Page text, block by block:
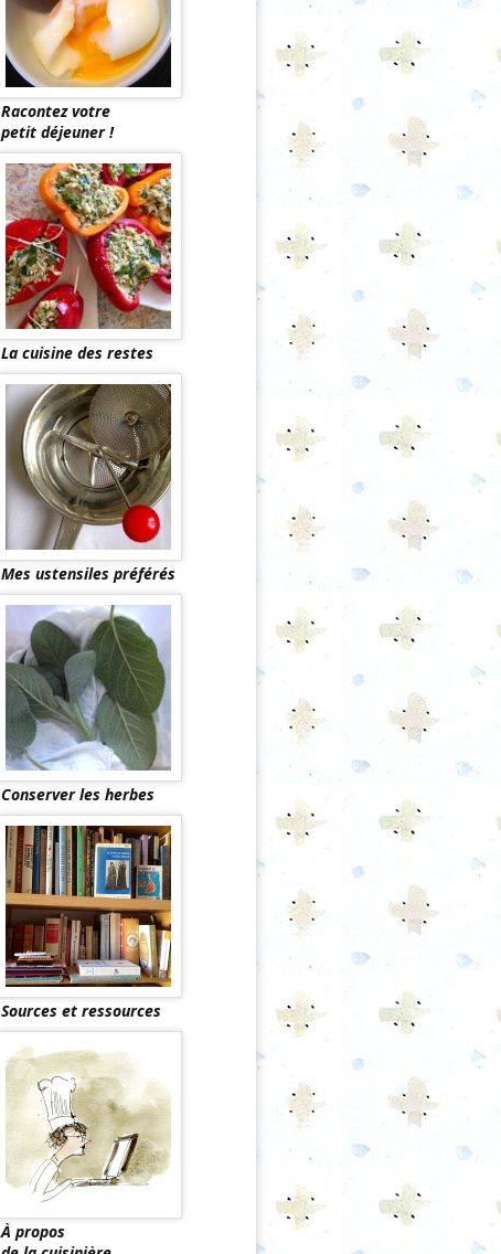
Racontez votre
petit déjeuner !
La cuisine des restes
Mes ustensiles préférés
Conserver les herbes
Sources et ressources
À propos